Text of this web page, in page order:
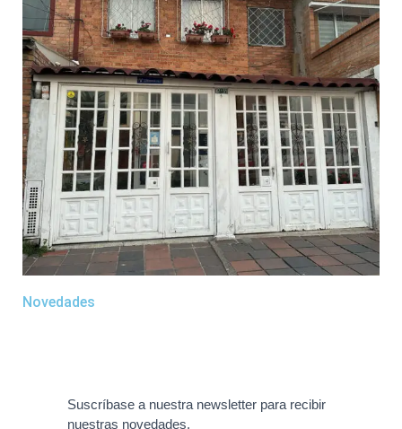
Novedades
Suscríbase a nuestra newsletter para recibir
nuestras novedades.